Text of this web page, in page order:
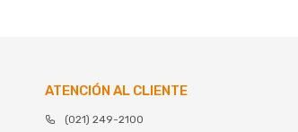
ATENCIÓN AL CLIENTE
(021) 249-2100